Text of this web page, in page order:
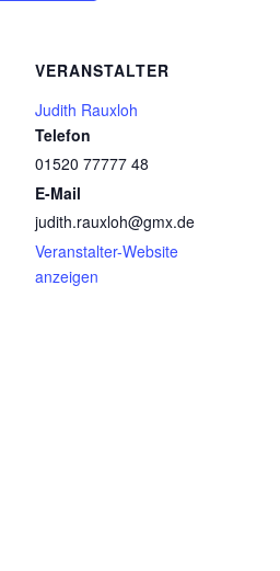
VERANSTALTER
Judith Rauxloh
Telefon
01520 77777 48
E-Mail
judith.rauxloh@gmx.de
Veranstalter-Website
anzeigen